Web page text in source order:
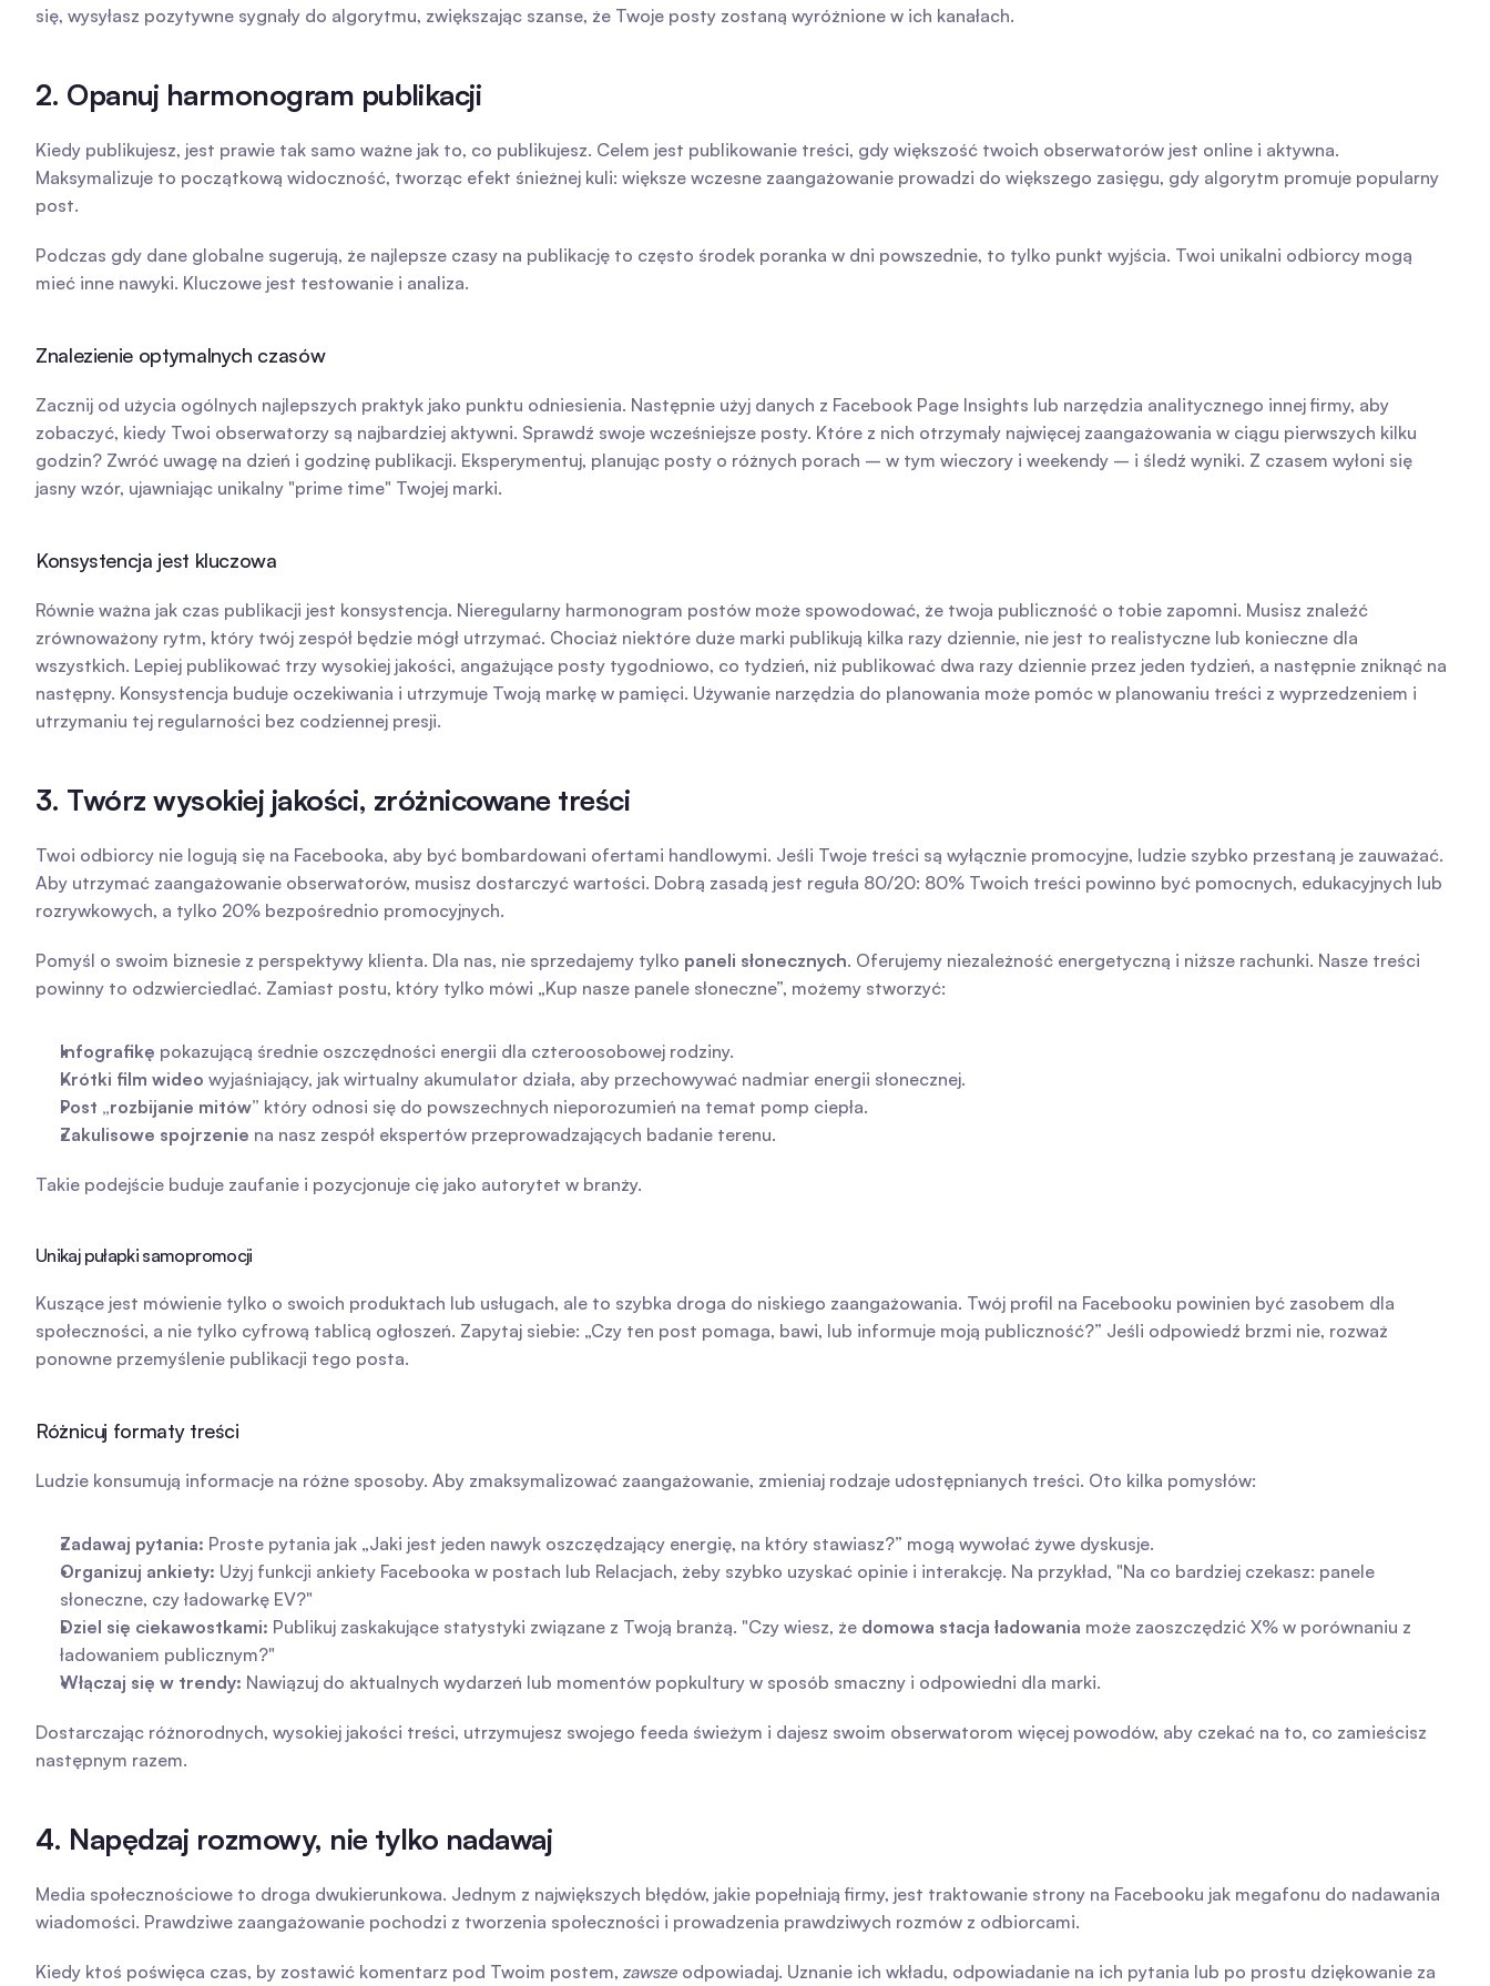
się, wysyłasz pozytywne sygnały do algorytmu, zwiększając szanse, że Twoje posty zostaną wyróżnione w ich kanałach.
2. Opanuj harmonogram publikacji
Kiedy publikujesz, jest prawie tak samo ważne jak to, co publikujesz. Celem jest publikowanie treści, gdy większość twoich obserwatorów jest online i aktywna.
Maksymalizuje to początkową widoczność, tworząc efekt śnieżnej kuli: większe wczesne zaangażowanie prowadzi do większego zasięgu, gdy algorytm promuje popularny
post.
Podczas gdy dane globalne sugerują, że najlepsze czasy na publikację to często środek poranka w dni powszednie, to tylko punkt wyjścia. Twoi unikalni odbiorcy mogą
mieć inne nawyki. Kluczowe jest testowanie i analiza.
Znalezienie optymalnych czasów
Zacznij od użycia ogólnych najlepszych praktyk jako punktu odniesienia. Następnie użyj danych z Facebook Page Insights lub narzędzia analitycznego innej firmy, aby
zobaczyć, kiedy Twoi obserwatorzy są najbardziej aktywni. Sprawdź swoje wcześniejsze posty. Które z nich otrzymały najwięcej zaangażowania w ciągu pierwszych kilku
godzin? Zwróć uwagę na dzień i godzinę publikacji. Eksperymentuj, planując posty o różnych porach – w tym wieczory i weekendy – i śledź wyniki. Z czasem wyłoni się
jasny wzór, ujawniając unikalny "prime time" Twojej marki.
Konsystencja jest kluczowa
Równie ważna jak czas publikacji jest konsystencja. Nieregularny harmonogram postów może spowodować, że twoja publiczność o tobie zapomni. Musisz znaleźć
zrównoważony rytm, który twój zespół będzie mógł utrzymać. Chociaż niektóre duże marki publikują kilka razy dziennie, nie jest to realistyczne lub konieczne dla
wszystkich. Lepiej publikować trzy wysokiej jakości, angażujące posty tygodniowo, co tydzień, niż publikować dwa razy dziennie przez jeden tydzień, a następnie zniknąć na
następny. Konsystencja buduje oczekiwania i utrzymuje Twoją markę w pamięci. Używanie narzędzia do planowania może pomóc w planowaniu treści z wyprzedzeniem i
utrzymaniu tej regularności bez codziennej presji.
3. Twórz wysokiej jakości, zróżnicowane treści
Twoi odbiorcy nie logują się na Facebooka, aby być bombardowani ofertami handlowymi. Jeśli Twoje treści są wyłącznie promocyjne, ludzie szybko przestaną je zauważać.
Aby utrzymać zaangażowanie obserwatorów, musisz dostarczyć wartości. Dobrą zasadą jest reguła 80/20: 80% Twoich treści powinno być pomocnych, edukacyjnych lub
rozrywkowych, a tylko 20% bezpośrednio promocyjnych.
Pomyśl o swoim biznesie z perspektywy klienta. Dla nas, nie sprzedajemy tylko paneli słonecznych. Oferujemy niezależność energetyczną i niższe rachunki. Nasze treści
powinny to odzwierciedlać. Zamiast postu, który tylko mówi „Kup nasze panele słoneczne”, możemy stworzyć:
Infografikę pokazującą średnie oszczędności energii dla czteroosobowej rodziny.
Krótki film wideo wyjaśniający, jak wirtualny akumulator działa, aby przechowywać nadmiar energii słonecznej.
Post „rozbijanie mitów” który odnosi się do powszechnych nieporozumień na temat pomp ciepła.
Zakulisowe spojrzenie na nasz zespół ekspertów przeprowadzających badanie terenu.
Takie podejście buduje zaufanie i pozycjonuje cię jako autorytet w branży.
Unikaj pułapki samopromocji
Kuszące jest mówienie tylko o swoich produktach lub usługach, ale to szybka droga do niskiego zaangażowania. Twój profil na Facebooku powinien być zasobem dla
społeczności, a nie tylko cyfrową tablicą ogłoszeń. Zapytaj siebie: „Czy ten post pomaga, bawi, lub informuje moją publiczność?” Jeśli odpowiedź brzmi nie, rozważ
ponowne przemyślenie publikacji tego posta.
Różnicuj formaty treści
Ludzie konsumują informacje na różne sposoby. Aby zmaksymalizować zaangażowanie, zmieniaj rodzaje udostępnianych treści. Oto kilka pomysłów:
Zadawaj pytania: Proste pytania jak „Jaki jest jeden nawyk oszczędzający energię, na który stawiasz?” mogą wywołać żywe dyskusje.
Organizuj ankiety: Użyj funkcji ankiety Facebooka w postach lub Relacjach, żeby szybko uzyskać opinie i interakcję. Na przykład, "Na co bardziej czekasz: panele
słoneczne, czy ładowarkę EV?"
Dziel się ciekawostkami: Publikuj zaskakujące statystyki związane z Twoją branżą. "Czy wiesz, że domowa stacja ładowania może zaoszczędzić X% w porównaniu z
ładowaniem publicznym?"
Włączaj się w trendy: Nawiązuj do aktualnych wydarzeń lub momentów popkultury w sposób smaczny i odpowiedni dla marki.
Dostarczając różnorodnych, wysokiej jakości treści, utrzymujesz swojego feeda świeżym i dajesz swoim obserwatorom więcej powodów, aby czekać na to, co zamieścisz
następnym razem.
4. Napędzaj rozmowy, nie tylko nadawaj
Media społecznościowe to droga dwukierunkowa. Jednym z największych błędów, jakie popełniają firmy, jest traktowanie strony na Facebooku jak megafonu do nadawania
wiadomości. Prawdziwe zaangażowanie pochodzi z tworzenia społeczności i prowadzenia prawdziwych rozmów z odbiorcami.
Kiedy ktoś poświęca czas, by zostawić komentarz pod Twoim postem, zawsze odpowiadaj. Uznanie ich wkładu, odpowiadanie na ich pytania lub po prostu dziękowanie za